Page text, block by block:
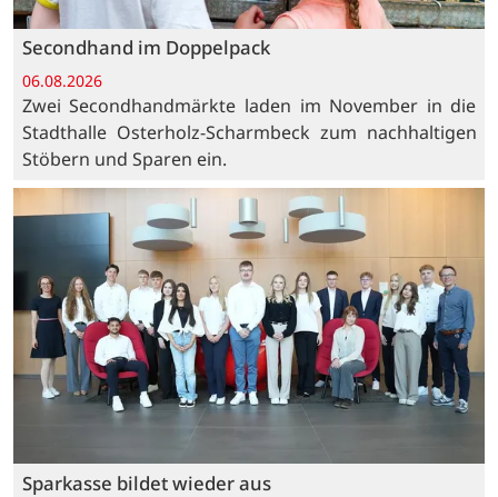
Secondhand im Doppelpack
06.08.2026
Zwei Secondhandmärkte laden im November in die
Stadthalle Osterholz-Scharmbeck zum nachhaltigen
Stöbern und Sparen ein.
Sparkasse bildet wieder aus